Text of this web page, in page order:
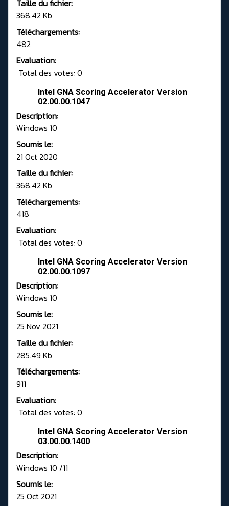
Taille du fichier:
368.42 Kb
Téléchargements:
482
Evaluation:
Total des votes: 0
Intel GNA Scoring Accelerator Version
02.00.00.1047
Description:
Windows 10
Soumis le:
21 Oct 2020
Taille du fichier:
368.42 Kb
Téléchargements:
418
Evaluation:
Total des votes: 0
Intel GNA Scoring Accelerator Version
02.00.00.1097
Description:
Windows 10
Soumis le:
25 Nov 2021
Taille du fichier:
285.49 Kb
Téléchargements:
911
Evaluation:
Total des votes: 0
Intel GNA Scoring Accelerator Version
03.00.00.1400
Description:
Windows 10 /11
Soumis le:
25 Oct 2021